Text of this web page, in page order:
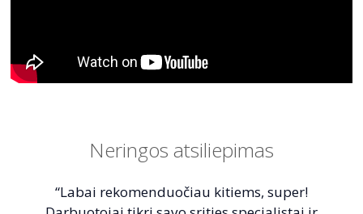
Neringos atsiliepimas
“Labai rekomenduočiau kitiems, super!